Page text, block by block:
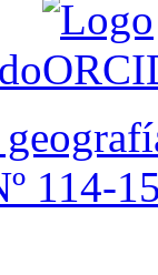
114-